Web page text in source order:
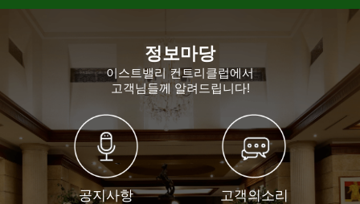
정보마당
이스트밸리 컨트리클럽에서
고객님들께 알려드립니다!
공지사항 고객의소리